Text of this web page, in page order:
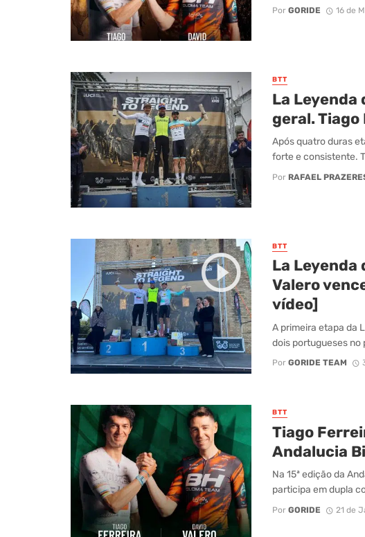
Por GORIDE 16 de
BTT
La Leyenda
geral.
Após quatro duras
forte e consistente.
Por RAFAEL
BTT
La Leyenda
Valero
vídeo]
A primeira etapa da
dois portugueses no
Por GORIDE TEAM
BTT
Tiago
Andalucia
Na 15ª edição da
participa em dupla
Por GORIDE 21 de